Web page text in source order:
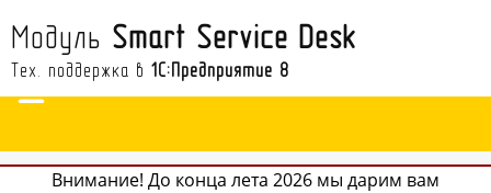
Модуль Smart Service Desk
Тех. поддержка в 1С:Предприятие 8
Внимание! До конца лета 2026 мы дарим вам